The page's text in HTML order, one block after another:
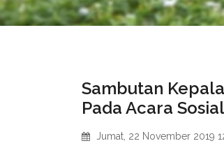
Sambutan
Pada Acara
Jumat, 22 November 2019